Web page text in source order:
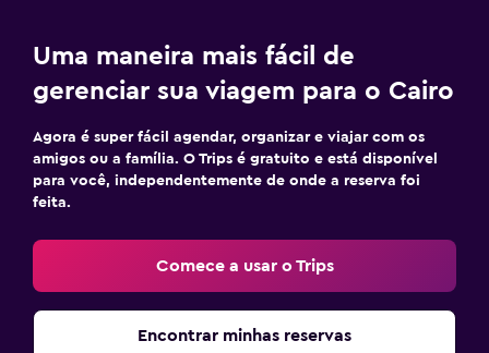
Uma maneira mais fácil de
gerenciar sua viagem para o Cairo
Agora é super fácil agendar, organizar e viajar com os
amigos ou a família. O Trips é gratuito e está disponível
para você, independentemente de onde a reserva foi
feita.
Comece a usar o Trips
Encontrar minhas reservas